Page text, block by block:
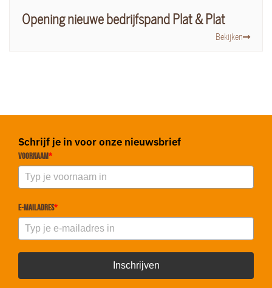
Opening nieuwe bedrijfspand Plat & Plat
Bekijken
Schrijf je in voor onze nieuwsbrief
Voornaam*
E-mailadres*
Inschrijven